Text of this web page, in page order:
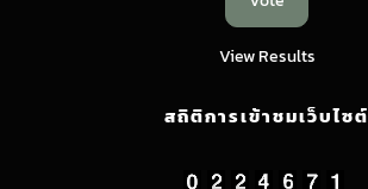
View Results
สถิติการเข้าชมเว็บไซต์